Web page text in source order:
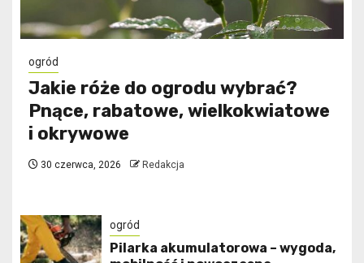
ogród
Jakie róże do ogrodu wybrać?
Pnące, rabatowe, wielkokwiatowe
i okrywowe
30 czerwca, 2026 Redakcja
ogród
Pilarka akumulatorowa – wygoda,